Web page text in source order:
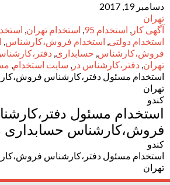
دسامبر 19, 2017
تهران
آگهی کار , استخدام 95 , استخدام تهران,
استخدام دولتی, استخدام فروش،کارشناس,
فروش،کارشناس, حسابداری,
تهران, دفتر،کارشناس در , سایت استخدام,
استخدام مسئول دفتر،کارشناس
تهران
کندو
استخدام مسئول
فروش،کارشناس حسابداری
کندو
استخدام مسئول دفتر،کارشناس
تهران